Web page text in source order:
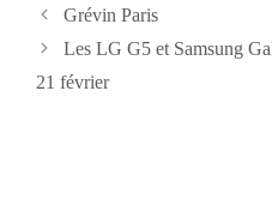
Navigation
des
Grévin Paris
Les LG G5 et Samsung
21 février